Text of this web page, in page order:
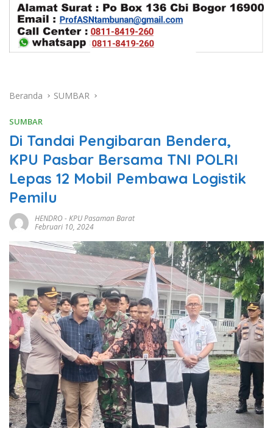
Beranda SUMBAR
SUMBAR
Di Tandai Pengibaran Bendera,
KPU Pasbar Bersama TNI POLRI
Lepas 12 Mobil Pembawa Logistik
Pemilu
HENDRO-KPU Pasaman Barat
Februari 10, 2024